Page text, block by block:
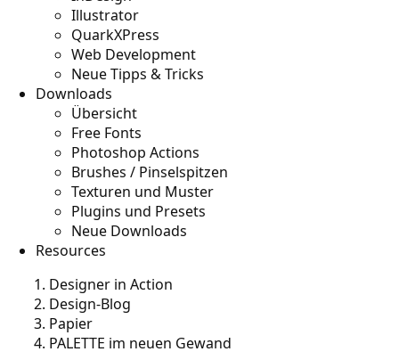
Illustrator
QuarkXPress
Web Development
Neue Tipps & Tricks
Downloads
Übersicht
Free Fonts
Photoshop Actions
Brushes / Pinselspitzen
Texturen und Muster
Plugins und Presets
Neue Downloads
Resources
Designer in Action
Design-Blog
Papier
PALETTE im neuen Gewand